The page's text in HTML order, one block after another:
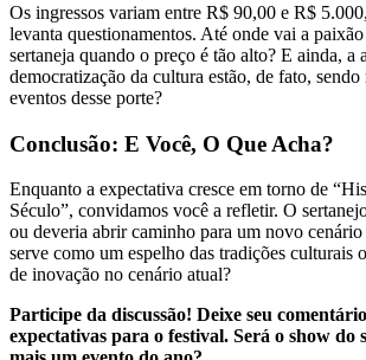
Os ingressos variam entre R$ 90,00 e R$
levanta questionamentos. Até onde vai a
sertaneja quando o preço é tão alto? E ainda, a
democratização da cultura estão, de fato, sendo
eventos desse porte?
Conclusão: E Você, O Que Acha?
Enquanto a expectativa cresce em torno de
Século”, convidamos você a refletir. O
ou deveria abrir caminho para um novo
serve como um espelho das tradições culturais
de inovação no cenário atual?
Participe da discussão! Deixe seu
expectativas para o festival. Será o show do